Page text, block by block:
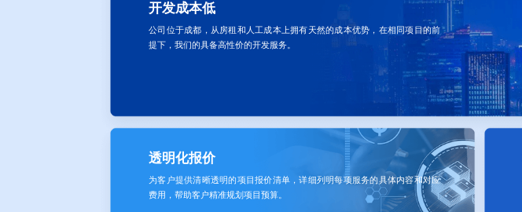
开发成本低
公司位于成都，从房租和人工成本上拥有天然的成本优势，在相同项目的前
提下，我们的具备高性价的开发服务。
透明化报价
为客户提供清晰透明的项目报价清单，详细列明每项服务的具体内容和对应
费用，帮助客户精准规划项目预算。